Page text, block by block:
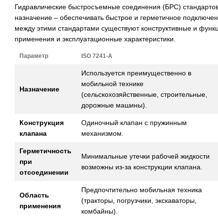
Гидравлические быстросъемные соединения (БРС)
назначение – обеспечивать быстрое и герметичное
между этими стандартами существуют конструктивные и
применения и эксплуатационные характеристики.
Параметр ISO 7241-A
Назначение
Используется преимущественно в
мобильной технике
(сельскохозяйственные, строительные,
дорожные машины).
Конструкция
клапана
Одиночный клапан с пружинным
механизмом.
Герметичность
при
отсоединении
Минимальные утечки рабочей жидкости
возможны из-за конструкции клапана.
Область
применения
Предпочтительно мобильная техника
(тракторы, погрузчики, экскаваторы,
комбайны).